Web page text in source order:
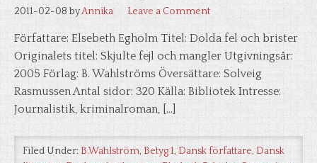
2011-02-08byAnnika Leave a Comment
Författare: Elsebeth Egholm Titel: Dolda fel och brister
Originalets titel: Skjulte fejl och mangler Utgivningsår:
2005 Förlag: B. Wahlströms Översättare: Solveig
Rasmussen Antal sidor: 320 Källa: Bibliotek Intresse:
Journalistik, kriminalroman, […]
Filed Under: B.Wahlström, Betyg 1, Dansk författare, Dansk